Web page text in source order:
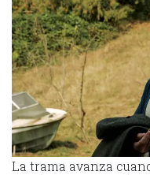
La trama avanza